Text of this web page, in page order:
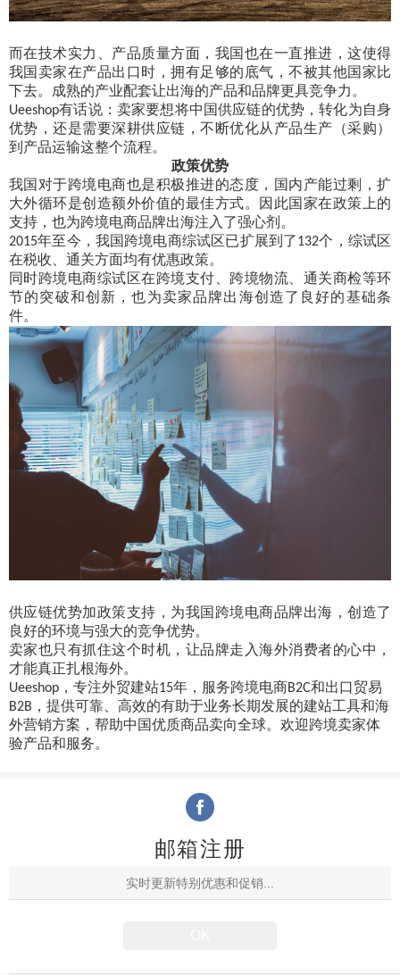
而在技术实力、产品质量方面，我国也在一直推进，这使得
我国卖家在产品出口时，拥有足够的底气，不被其他国家比
下去。成熟的产业配套让出海的产品和品牌更具竞争力。
Ueeshop有话说：卖家要想将中国供应链的优势，转化为自身
优势，还是需要深耕供应链，不断优化从产品生产（采购）
到产品运输这整个流程。
政策优势
我国对于跨境电商也是积极推进的态度，国内产能过剩，扩
大外循环是创造额外价值的最佳方式。因此国家在政策上的
支持，也为跨境电商品牌出海注入了强心剂。
2015年至今，我国跨境电商综试区已扩展到了132个，综试区
在税收、通关方面均有优惠政策。
同时跨境电商综试区在跨境支付、跨境物流、通关商检等环
节的突破和创新，也为卖家品牌出海创造了良好的基础条
件。
供应链优势加政策支持，为我国跨境电商品牌出海，创造了
良好的环境与强大的竞争优势。
卖家也只有抓住这个时机，让品牌走入海外消费者的心中，
才能真正扎根海外。
Ueeshop ，专注外贸建站15年，服务跨境电商B2C和出口贸易
B2B ，提供可靠、高效的有助于业务长期发展的建站工具和海
外营销方案，帮助中国优质商品卖向全球。欢迎跨境卖家体
验产品和服务。
邮箱注册